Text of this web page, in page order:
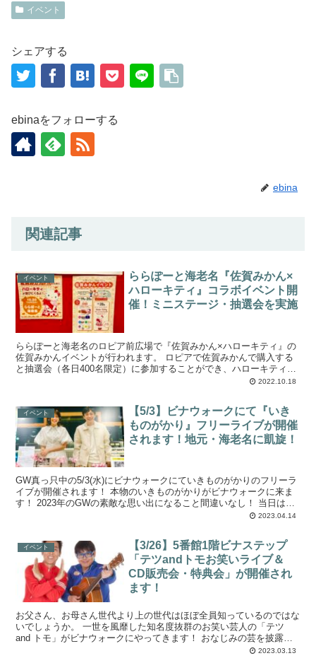
イベント
シェアする
ebinaをフォローする
ebina
関連記事
イベント
ららぽーと海老名『佐賀みかん×
ハローキティ』コラボイベント開
催！ミニステージ・抽選会を実施
ららぽーと海老名のロピア前広場で『佐賀みかん×ハローキティ』の
佐賀みかんイベントが行われます。 ロピアで佐賀みかんで購入する
と抽選会（各日400名限定）に参加することができ、ハローキティコ
2022.10.18
イベント
【5/3】ビナウォークにて『いき
ものがかり』フリーライブが開催
されます！地元・海老名に凱旋！
GW真っ只中の5/3(水)にビナウォークにていきものがかりのフリーラ
イブが開催されます！ 本物のいきものがかりがビナウォークに来ま
す！ 2023年のGWの素敵な思い出になること間違いなし！ 当日は非
2023.04.14
イベント
【3/26】5番館1階ビナステップ
「テツandトモお笑いライブ＆
CD販売会・特典会」が開催され
ます！
お父さん、お母さん世代より上の世代はほぼ全員知っているのではな
いでしょうか。 一世を風靡した知名度抜群のお笑い芸人の「テツ
and トモ」がビナウォークにやってきます！ おなじみの芸を披露し
2023.03.13